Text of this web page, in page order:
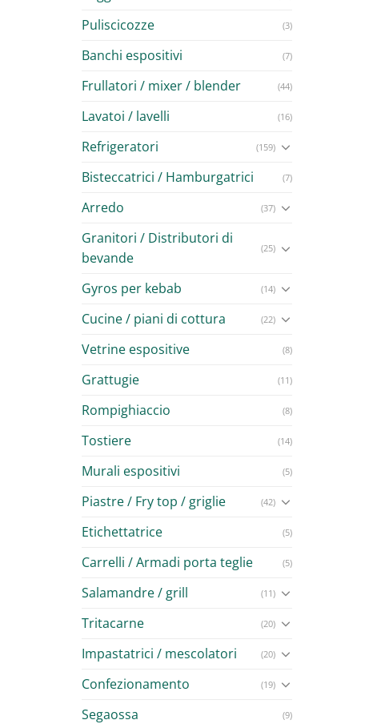
Puliscicozze (3)
Banchi espositivi (7)
Frullatori / mixer / blender (44)
Lavatoi / lavelli (16)
Refrigeratori (159)
Bisteccatrici / Hamburgatrici (7)
Arredo (37)
Granitori / Distributori di
bevande
(25)
Gyros per kebab (14)
Cucine / piani di cottura (22)
Vetrine espositive (8)
Grattugie (11)
Rompighiaccio (8)
Tostiere (14)
Murali espositivi (5)
Piastre / Fry top / griglie (42)
Etichettatrice (5)
Carrelli / Armadi porta teglie (5)
Salamandre / grill (11)
Tritacarne (20)
Impastatrici / mescolatori (20)
Confezionamento (19)
Segaossa (9)